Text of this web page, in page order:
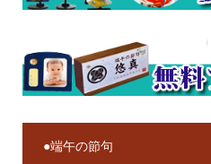
●端午の節句